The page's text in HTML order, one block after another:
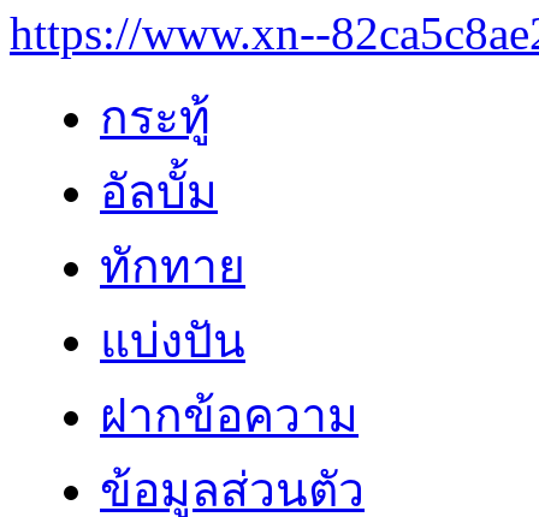
https://www.xn--
กระทู้
อัลบั้ม
ทักทาย
แบ่งปัน
ฝากข้อความ
ข้อมูลส่วนตัว